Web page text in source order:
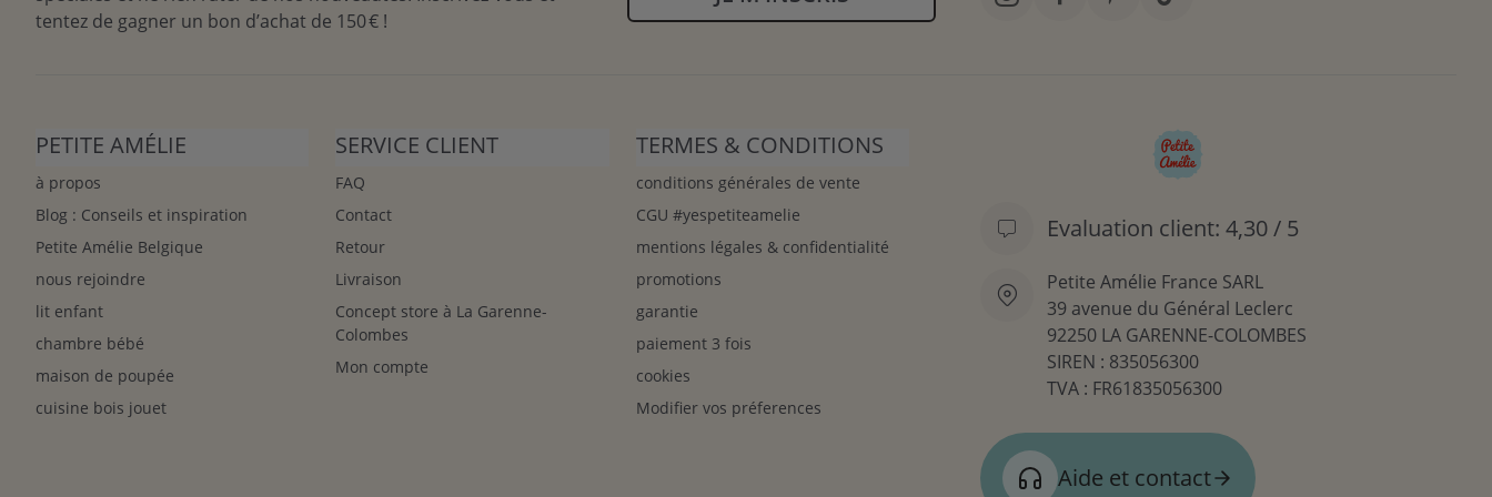
tentez de gagner un bon d’achat de 150 € !
PETITE AMÉLIE
à propos
Blog : Conseils et inspiration
Petite Amélie Belgique
nous rejoindre
lit enfant
chambre bébé
maison de poupée
cuisine bois jouet
SERVICE CLIENT
FAQ
Contact
Retour
Livraison
Concept store à La Garenne-
Colombes
Mon compte
TERMES & CONDITIONS
conditions générales de vente
CGU #yespetiteamelie
mentions légales & confidentialité
promotions
garantie
paiement 3 fois
cookies
Modifier vos préferences
Evaluation client: 4,30 / 5
Petite Amélie France SARL
39 avenue du Général Leclerc
92250 LA GARENNE-COLOMBES
SIREN : 835056300
TVA : FR61835056300
Aide et contact